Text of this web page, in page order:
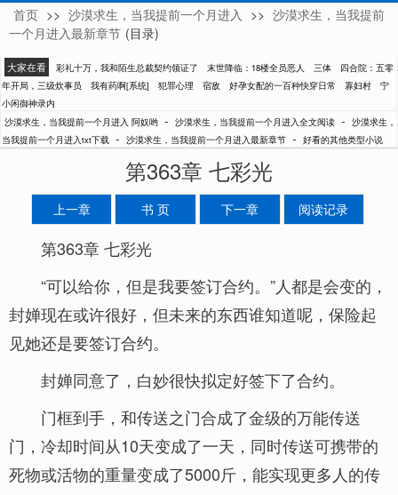
阿奴哟
首页 >> 沙漠求生，当我提前一个月进入 >> 沙漠求生，当我提前
一个月进入最新章节 (目录)
大家在看 彩礼十万，我和陌生总裁契约领证了 末世降临：18楼全员恶人 三体
四合院：五零
年开局，三级炊事员
我有药啊[系统] 犯罪心理 宿敌 好孕女配的一百种快穿日常 寡妇村
宁
小闲御神录内
沙漠求生，当我提前一个月进入 阿奴哟 - 沙漠求生，当我提前一个月进入全文阅读 - 沙漠求生，
当我提前一个月进入txt下载 - 沙漠求生，当我提前一个月进入最新章节 - 好看的其他类型小说
第363章 七彩光
上一章 书 页 下一章 阅读记录
第363章 七彩光
“可以给你，但是我要签订合约。”人都是会变的，
封婵现在或许很好，但未来的东西谁知道呢，保险起
见她还是要签订合约。
封婵同意了，白妙很快拟定好签下了合约。
门框到手，和传送之门合成了金级的万能传送
门，冷却时间从10天变成了一天，同时传送可携带的
死物或活物的重量变成了5000斤，能实现更多人的传